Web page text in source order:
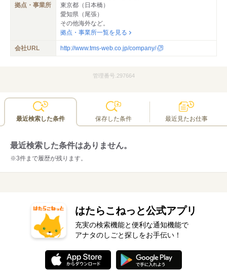
拠点・事業所
東京都（日本橋）
愛知県（尾張）
その他海外など。
拠点・事業所一覧を見る
会社URL http://www.tms-web.co.jp/company/
管理番号.297664
最近検索した条件 保存した条件 最近見たお仕事
最近検索した条件はありません。
※3件まで履歴が残ります。
はたらこねっと公式アプリ
充実の検索機能と便利な通知機能で
アナタのしごと探しをお手伝い！